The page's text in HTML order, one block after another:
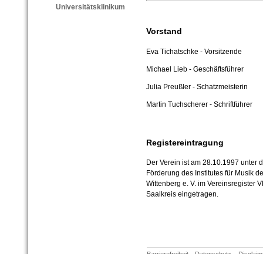
Universitätsklinikum
Vorstand
Eva Tichatschke - Vorsitzende
Michael Lieb - Geschäftsführer
Julia Preußler- Schatzmeisterin
Martin Tuchscherer - Schriftführer
Registereintragung
Der Verein ist am 28.10.1997 unter
Förderung des Institutes für Musik
Wittenberg e. V. im Vereinsregister
Saalkreis eingetragen.